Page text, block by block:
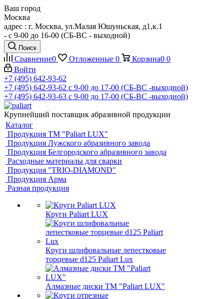
Ваш город
Москва
адрес : г. Москва, ул.Малая Юшуньская, д1,к.1
- c 9-00 до 16-00 (СБ-ВС - выходной)
Поиск
Сравнение0 Отложенные 0 Корзина0 0
Войти
+7 (495) 642-93-62
+7 (495) 642-93-62 c 9-00 до 17-00 (СБ-ВС -выходной)
+7 (495) 642-93-63 c 9-00 до 17-00 (СБ-ВС -выходной)
Крупнейший поставщик абразивной продукции
Каталог
Продукция ТМ "Paliart LUX"
Продукция Лужского абразивного завода
Продукция Белгородского абразивного завода
Расходные материалы для сварки
Продукция "TRIO-DIAMOND"
Продукция Арма
Разная продукция
Круги Paliart LUX
Круги шлифовальные лепестковые
торцевые d125 Paliart Lux
Алмазные диски ТМ "Paliart LUX"